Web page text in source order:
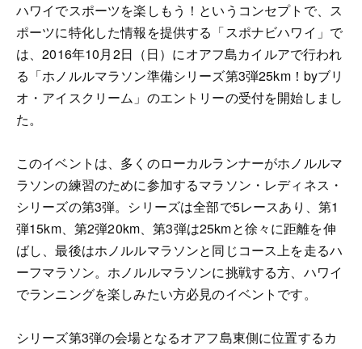
ハワイでスポーツを楽しもう！というコンセプトで、ス
ポーツに特化した情報を提供する「スポナビハワイ」で
は、2016年10月2日（日）にオアフ島カイルアで行われ
る「ホノルルマラソン準備シリーズ第3弾25km！byブリ
オ・アイスクリーム」のエントリーの受付を開始しまし
た。
このイベントは、多くのローカルランナーがホノルルマ
ラソンの練習のために参加するマラソン・レディネス・
シリーズの第3弾。シリーズは全部で5レースあり、第1
弾15km、第2弾20km、第3弾は25kmと徐々に距離を伸
ばし、最後はホノルルマラソンと同じコース上を走るハ
ーフマラソン。ホノルルマラソンに挑戦する方、ハワイ
でランニングを楽しみたい方必見のイベントです。
シリーズ第3弾の会場となるオアフ島東側に位置するカ